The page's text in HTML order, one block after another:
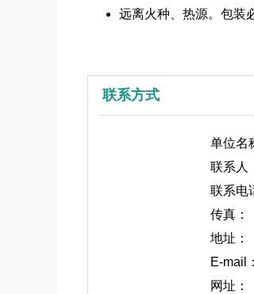
远离火种、热源。包装
联系方式
单位名
联系人
联系电
传真：
地址：
E-mail：
网址：